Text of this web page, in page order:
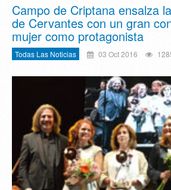
Campo de Criptana ensalza
de Cervantes con un gran
mujer como protagonista
Todas Las Noticias 03 Oct 2016